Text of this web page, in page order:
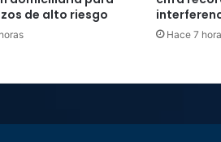
de alto riesgo
Hace 7